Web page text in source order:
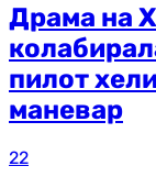
Драма на
пилот
маневар
22